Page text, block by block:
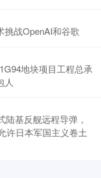
挑战OpenAI和谷歌
地块项目工程总承
人
陆基反舰远程导弹，
许日本军国主义卷土